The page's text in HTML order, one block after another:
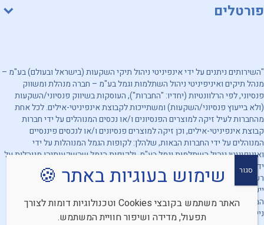
פורטלים
"השירותים ניתנים על ידי אינפיניטי ניהול תיקי השקעות (בישראל ובעולם) בע"מ –
מנהל תיקים ואיניפיניטי ניהול השתלמות וגמל בע"מ – חברה מנהלת ומשווק
פנסיוני, לפי הרלוונטיות (יחדיו: "החברות"), העוסקות בשיווק פנסיוני/השקעות
(ולא בייעוץ פנסיוני/השקעות) ומשתייכות לקבוצת אינפיניטי-אילים. לכל אחת
מהחברות לעיל זיקה למוצרים הפנסיונים ו/או נכסים המנוהלים על ידי חברות
קבוצת אינפיניטי-אילים, וכן זיקה למוצרים פנסיונים ו/או לנכסים פיננסיים
המנוהלים על ידי החברות הבאות, שלהלן: לקופות הגמל המנוהלות על ידי
ואיניפיניטי ניהול השתלמות וגמל בע"מ, ולקופות הגמל שהשקעותיהן מנוהלות על
ידי אינפיניטי ניהול תיקי השקעות (בישראל ובעולם) בע"מ. מובהר, כי החברות
רשאיות להעדיף מוצרים ו/או נכסים פיננסיים אחרים. האמור לעיל אינו מהווה
ייעוץ/שיווק השקעות ו/או ייעוץ/שיווק פנסיוני ו/או תחליף לייעוץ/שיווק כאמור
המתחשב בנתונים ובצרכים המיוחדים של כל אדם וכן אינו מהווה הצעה לרכישת
ניירות ערך. אין לראות באמור לעיל התחייבות החברות להשגת תשואה כלשהי.
שימוש בעוגיות באתר 🍪
האתר משתמש בקובצי Cookies וטכנולוגיות דומות לצורך
תפעול, מדידה ושיפור חוויית המשתמש.
סגור